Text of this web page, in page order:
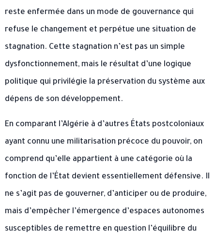
reste enfermée dans un mode de gouvernance qui
refuse le changement et perpétue une situation de
stagnation. Cette stagnation n’est pas un simple
dysfonctionnement, mais le résultat d’une logique
politique qui privilégie la préservation du système aux
dépens de son développement.
En comparant l’Algérie à d’autres États postcoloniaux
ayant connu une militarisation précoce du pouvoir, on
comprend qu’elle appartient à une catégorie où la
fonction de l’État devient essentiellement défensive. Il
ne s’agit pas de gouverner, d’anticiper ou de produire,
mais d’empêcher l’émergence d’espaces autonomes
susceptibles de remettre en question l’équilibre du